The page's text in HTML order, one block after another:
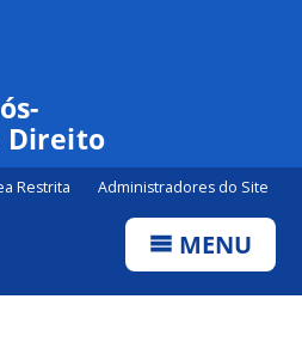
Direito
Restrita Administradores do Site
MENU